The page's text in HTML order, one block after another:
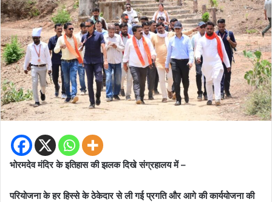
भोरमदेव मंदिर के इतिहास की झलक दिखे संग्रहालय में –
परियोजना के हर हिस्से के ठेकेदार से ली गई प्रगति और आगे की कार्ययोजना की